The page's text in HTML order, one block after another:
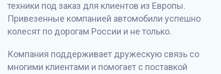
техники под заказ для клиентов из Европы.
Привезенные компанией автомобили успешно
колесят по дорогам России и не только.
Компания поддерживает дружескую связь со
многими клиентами и помогает с поставкой